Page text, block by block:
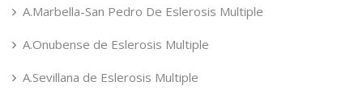
A.Marbella-San Pedro De Eslerosis Multiple
A.Onubense de Eslerosis Multiple
A.Sevillana de Eslerosis Multiple